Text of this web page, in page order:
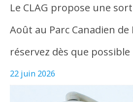
Le CLAG propose une
Août au Parc Canadien
réservez dès que possible
22 juin 2026